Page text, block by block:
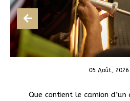
05 Août, 2026
Que contient le camion d’un